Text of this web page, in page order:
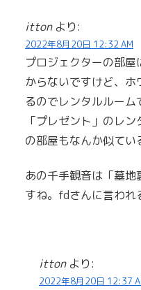
itton より:
2022年8月20日 12:32 AM
プロジェクターの部
からないですけど、
るのでレンタルルーム
「プレゼント」のレ
の部屋もなんか似てい
あの千手観音は「墓
すね。fdさんに言われ
itton より:
2022年8月20日 12:37